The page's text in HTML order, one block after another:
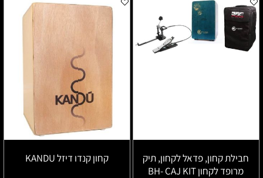
חבילת קחון, פדאל לקחון, תיק
מרופד לקחון BH- CAJ KIT
קחון קנדו דיזל KANDU